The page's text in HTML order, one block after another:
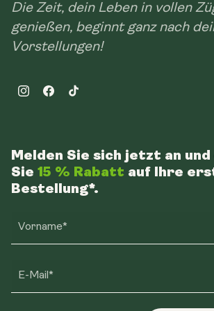
Die Zeit, dein Leben in vollen
genießen, beginnt ganz nach
Vorstellungen!
InstagramFacebookTikTok
Melden Sie sich jetzt an
Sie 15 % Rabatt auf Ihre
Bestellung*.
Vorname*
E-Mail*